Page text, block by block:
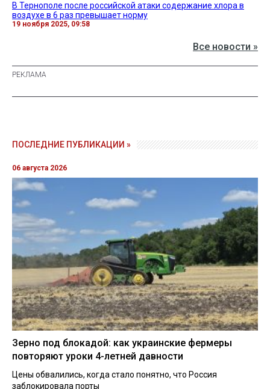
В Тернополе после российской атаки содержание хлора в
воздухе в 6 раз превышает норму
19 ноября 2025, 09:58
Все новости »
ПОСЛЕДНИЕ ПУБЛИКАЦИИ »
06 августа 2026
Зерно под блокадой: как украинские фермеры
повторяют уроки 4-летней давности
Цены обвалились, когда стало понятно, что Россия
заблокировала порты